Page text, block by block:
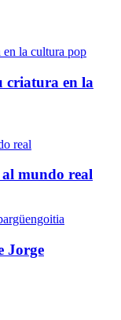
criatura en la
al mundo real
Jorge